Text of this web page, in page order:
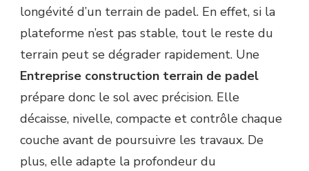
longévité d’un terrain de padel. En effet, si la
plateforme n’est pas stable, tout le reste du
terrain peut se dégrader rapidement. Une
Entreprise construction terrain de padel
prépare donc le sol avec précision. Elle
décaisse, nivelle, compacte et contrôle chaque
couche avant de poursuivre les travaux. De
plus, elle adapte la profondeur du